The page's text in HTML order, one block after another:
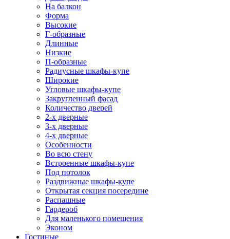
На балкон
Форма
Высокие
Г-образные
Длинные
Низкие
П-образные
Радиусные шкафы-купе
Широкие
Угловые шкафы-купе
Закругленный фасад
Количество дверей
2-х дверные
3-х дверные
4-х дверные
Особенности
Во всю стену
Встроенные шкафы-купе
Под потолок
Раздвижные шкафы-купе
Открытая секция посередине
Распашные
Гардероб
Для маленького помещения
Эконом
Гостиные